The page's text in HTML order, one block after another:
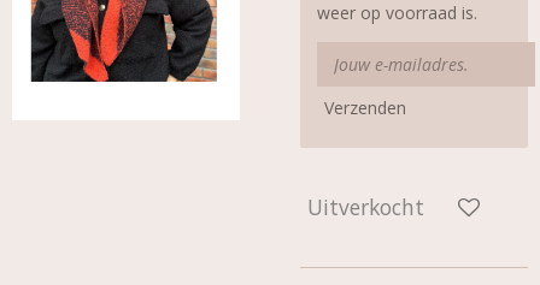
weer op voorraad is.
Verzenden
Uitverkocht